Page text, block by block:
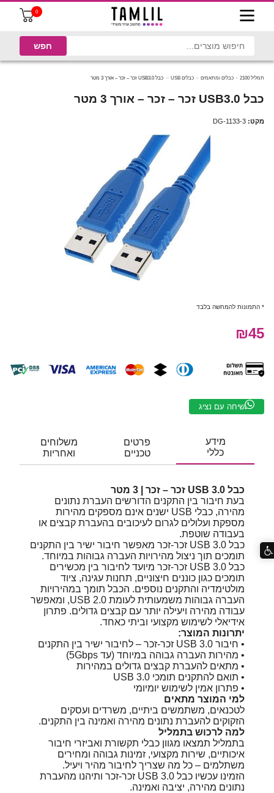
0
תמליל 2100 כבלים ומתאמים כבלים USB כבל USB3.0 זכר – זכר – אורך 3 מטר
כבל USB3.0 זכר – זכר – אורך 3 מטר
מקט: DG-1133-3
* התמונות להמחשה בלבד
₪45
שיחה עם נציג
מידע
כללי
פרטים
טכניים
משלוחים
ואחריות
כבל USB 3.0 זכר – זכר | 3 מטר
בעת חיבור בין התקנים הדורשים העברת נתונים
מהירה, כבלי USB ישנים אינם מספקים מהירות
מספקת ועלולים לגרום לעיכובים בהעברת קבצים או
בעבודה שוטפת.
כבל USB 3.0 זכר-זכר מאפשר חיבור ישיר בין התקנים
תומכים תוך ניצול מהירויות העברה גבוהות במיוחד.
כבל USB 3.0 זכר-זכר מיועד לחיבור בין מכשירים
תומכים כגון כוננים חיצוניים, תחנות עגינה, ציוד
מולטימדיה והתקנים נוספים. הכבל תומך במהירויות
העברה גבוהות משמעותית לעומת USB 2.0, ומאפשר
עבודה מהירה ויעילה יותר עם קבצים גדולים. פתרון
אידיאלי לשימוש מקצועי וביתי כאחד.
יתרונות המוצר:
• חיבור USB 3.0 זכר-זכר – לחיבור ישיר בין התקנים
• מהירות העברה גבוהה במיוחד (עד 5Gbps)
• מתאים להעברת קבצים גדולים במהירות
• תואם להתקנים תומכי USB 3.0
• פתרון אמין לשימוש יומיומי
למי המוצר מתאים
לטכנאים, משתמשים ביתיים, משרדים ועסקים
הזקוקים להעברת נתונים מהירה ואמינה בין התקנים.
למה לרכוש בתמליל
בתמליל תמצאו מגוון כבלי תקשורת ואביזרי חיבור
איכותיים, שירות מקצועי, זמינות גבוהה ומחירים
משתלמים – כל מה שצריך לחיבור מהיר ויעיל.
הזמינו עכשיו כבל USB 3.0 זכר-זכר ותיהנו מהעברת
נתונים מהירה, יציבה ואמינה.